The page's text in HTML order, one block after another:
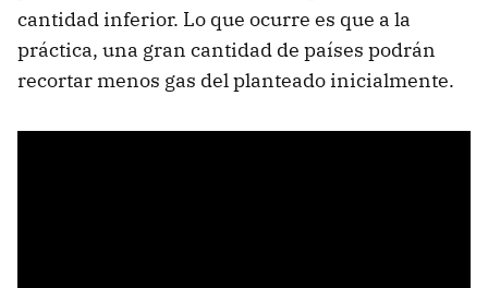
cantidad inferior. Lo que ocurre es que a la
práctica, una gran cantidad de países podrán
recortar menos gas del planteado inicialmente.